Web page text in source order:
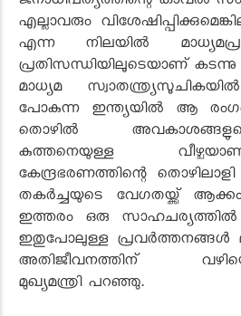
എല്ലാവരും
എന്ന നിലയിൽ
പ്രതിസന്ധിയിലൂടെയാണ്
മാധ്യമ
പോകുന്ന ഇന്ത്യയിൽ ആ
തൊഴിൽ
കുത്തനെയുള്ള
കേന്ദ്രഭരണത്തിന്റെ
തകർച്ചയുടെ വേഗതയ്ക്ക്
ഇത്തരം ഒരു സാഹചര്യത്തിൽ
ഇതുപോലുള്ള പ്രവർത്തനങ്ങൾ
അതിജീവനത്തിന്
മുഖ്യമന്ത്രി പറഞ്ഞു.